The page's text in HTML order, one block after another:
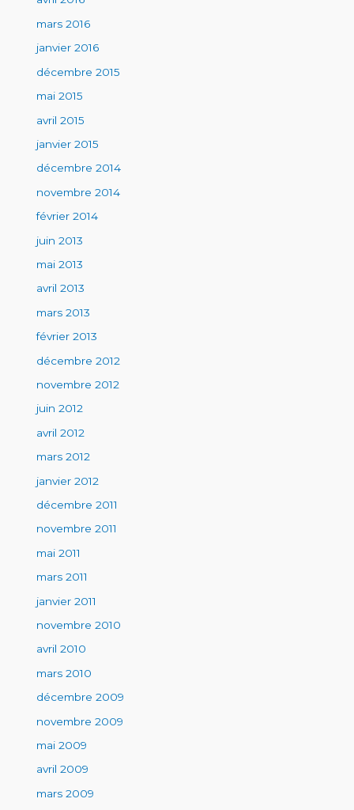
mars 2016
janvier 2016
décembre 2015
mai 2015
avril 2015
janvier 2015
décembre 2014
novembre 2014
février 2014
juin 2013
mai 2013
avril 2013
mars 2013
février 2013
décembre 2012
novembre 2012
juin 2012
avril 2012
mars 2012
janvier 2012
décembre 2011
novembre 2011
mai 2011
mars 2011
janvier 2011
novembre 2010
avril 2010
mars 2010
décembre 2009
novembre 2009
mai 2009
avril 2009
mars 2009